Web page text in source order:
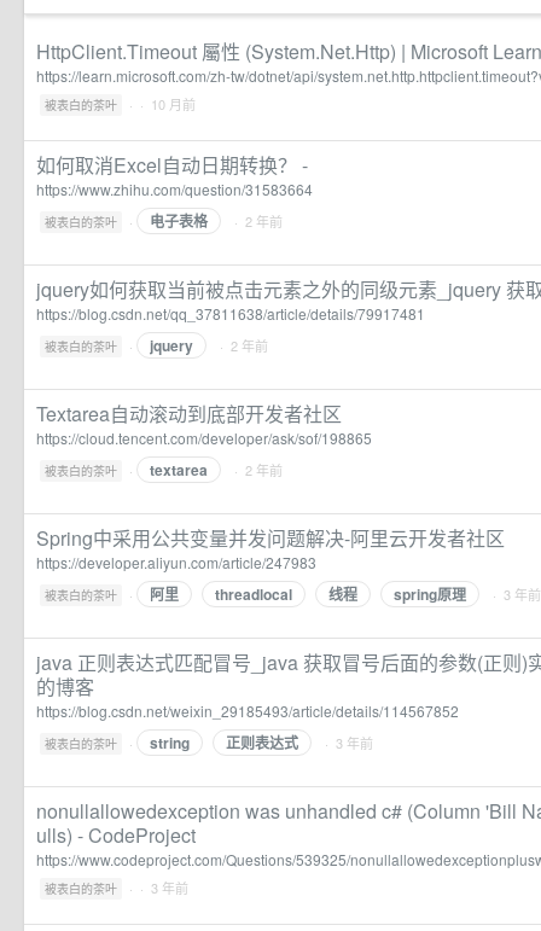
HttpClient.Timeout 屬性 (System.Net.Http) | Microsoft Learn
https://learn.microsoft.com/zh-tw/dotnet/api/
被表白的茶叶 · · 10 月前
如何取消Excel自动日期转换？ -
https://www.zhihu.com/question/31583664
被表白的茶叶 · 电子表格 · 2 年前
jquery如何获取当前被点击元素之外的同级元素_jquery 获
https://blog.csdn.net/qq_37811638/article/details/79917481
被表白的茶叶 · jquery · 2 年前
Textarea自动滚动到底部开发者社区
https://cloud.tencent.com/developer/ask/sof/198865
被表白的茶叶 · textarea · 2 年前
Spring中采用公共变量并发问题解决-阿里云开发者社区
https://developer.aliyun.com/article/247983
被表白的茶叶 · 阿里 threadlocal 线程 spring原理 · 3 年前
java 正则表达式匹配冒号_java 获取冒号后面的参数(正则)
的博客
https://blog.csdn.net/weixin_29185493/article/details/114567852
被表白的茶叶 · string 正则表达式 · 3 年前
nonullallowedexception was unhandled c# (Column 'Bill
ulls) - CodeProject
https://www.codeproject.com/Questions/539325/
被表白的茶叶 · · 3 年前